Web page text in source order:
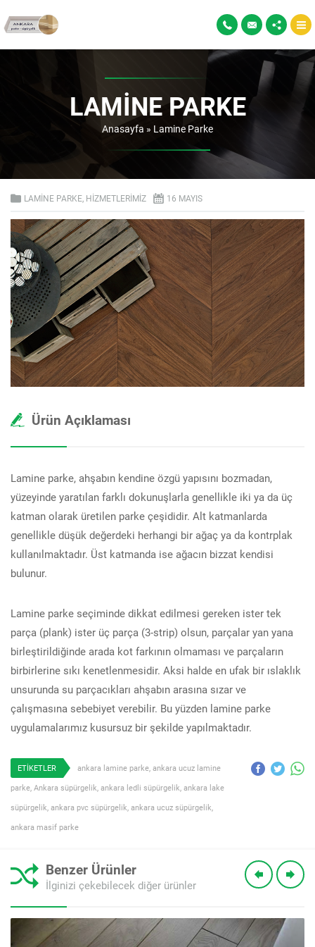
LAMINE PARKE
Anasayfa » Lamine Parke
LAMINE PARKE HIZMETLERIMIZ 16 MAYIS
Ürün Açıklaması
Lamine parke, ahşabın kendine özgü yapısını bozmadan,
yüzeyinde yaratılan farklı dokunuşlarla genellikle iki ya da üç
katman olarak üretilen parke çeşididir. Alt katmanlarda
genellikle düşük değerdeki herhangi bir ağaç ya da kontrplak
kullanılmaktadır. Üst katmanda ise ağacın bizzat kendisi
bulunur.
Lamine parke seçiminde dikkat edilmesi gereken ister tek
parça (plank) ister üç parça (3-strip) olsun, parçalar yan yana
birleştirildiğinde arada kot farkının olmaması ve parçaların
birbirlerine sıkı kenetlenmesidir. Aksi halde en ufak bir ıslaklık
unsurunda su parçacıkları ahşabın arasına sızar ve
çalışmasına sebebiyet verebilir. Bu yüzden lamine parke
uygulamalarımız kusursuz bir şekilde yapılmaktadır.
ETİKETLER ankara lamine parke ankara ucuz lamine
parke Ankara süpürgelik ankara ledli süpürgelik ankara lake
süpürgelik ankara pvc süpürgelik ankara ucuz süpürgelik
ankara masif parke
Benzer Ürünler
İlginizi çekebilecek diğer ürünler